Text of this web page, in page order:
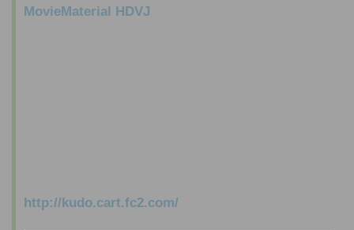
MovieMaterial HDVJ
http://kudo.cart.fc2.com/